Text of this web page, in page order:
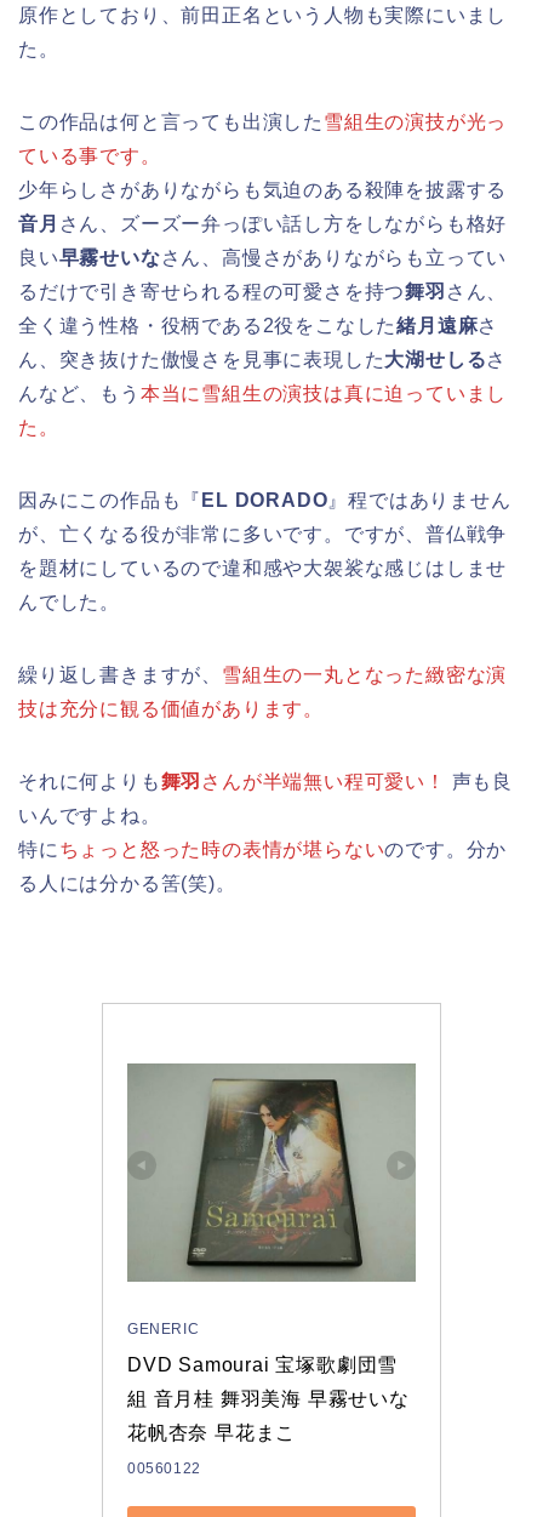
原作としており、前田正名という人物も実際にいまし
た。
この作品は何と言っても出演した 雪組生の演技が光っ
ている事です。
少年らしさがありながらも気迫のある殺陣を披露する
音月 さん、ズーズー弁っぽい話し方をしながらも格好
良い早霧せいなさん、高慢さがありながらも立ってい
るだけで引き寄せられる程の可愛さを持つ舞羽 さん、
全く違う性格・役柄である2役をこなした緒月遠麻さ
ん、突き抜けた傲慢さを見事に表現した大湖せしるさ
んなど、もう 本当に雪組生の演技は真に迫っていまし
た。
因みにこの作品も『 EL DORADO 』程ではありません
が、亡くなる役が非常に多いです。ですが、普仏戦争
を題材にしているので違和感や大袈裟な感じはしませ
んでした。
繰り返し書きますが、 雪組生の一丸となった緻密な演
技は充分に観る価値があります。
それに何よりも舞羽 さんが半端無い程可愛い！
声も良
いんですよね。
特に ちょっと怒った時の表情が堪らないのです。分か
る人には分かる筈(笑)。
GENERIC
DVD Samourai 宝塚歌劇団雪
組 音月桂 舞羽美海 早霧せいな
花帆杏奈 早花まこ
00560122